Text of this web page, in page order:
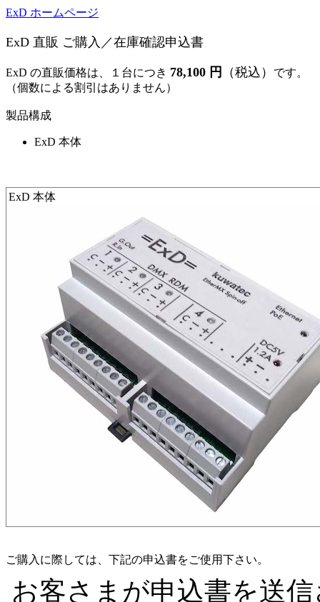
ExD ホームページ
ExD 直販 ご購入／在庫確認申込書
ExD の直販価格は、１台につき 78,100 円 （税込）
です。
（個数による割引はありません）
製品構成
ExD 本体
ExD 本体
ご購入に際しては、下記の申込書をご使用下さい。